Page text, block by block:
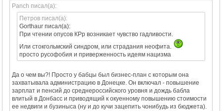
Panch писал(а):
Петров писал(а):
Gorthaur писал(а):
При чтении опусов КРр возникает чувство гадливости.
Или стокгольмский синдром, или страдания неофита.
просто русофобия и приверженность идеям нацизма
Да о чем вы?! Просто у бабцы был бизнес-план с которым она
захватывала администрацию в Донецке. Он включал - повышение
зарплат и пенсий до среднероссийского уровня и дождь бабла
влитый в Донбасс и приводящий к окуенному повышению стоимости
ее недвиги и бузиныса (ну и до кучи зацепить чонибудь из бюджета).